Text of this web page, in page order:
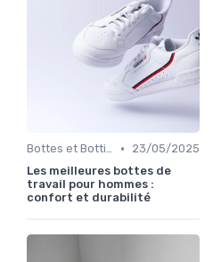
Bottes et Bottines •
23/05/2025
Les meilleures bottes de
travail pour hommes :
confort et durabilité